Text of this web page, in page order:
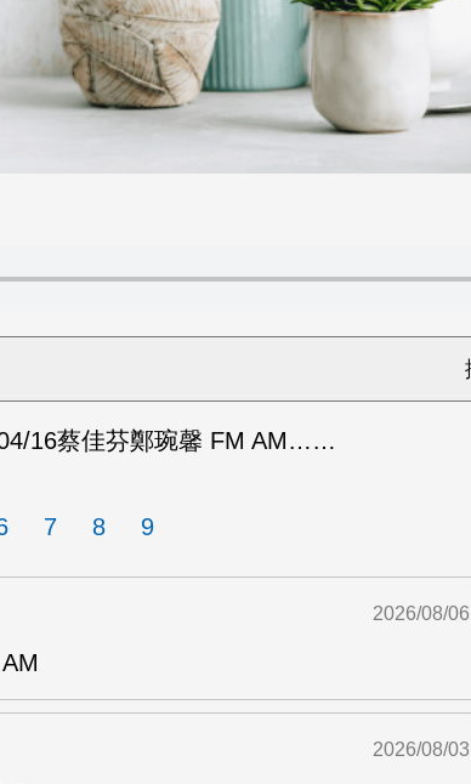
16蔡佳芬鄭琬馨 FM AM……
7 8 9
2026/08/06
2026/08/03